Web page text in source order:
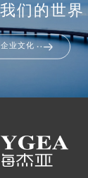
们的世界
企业文化